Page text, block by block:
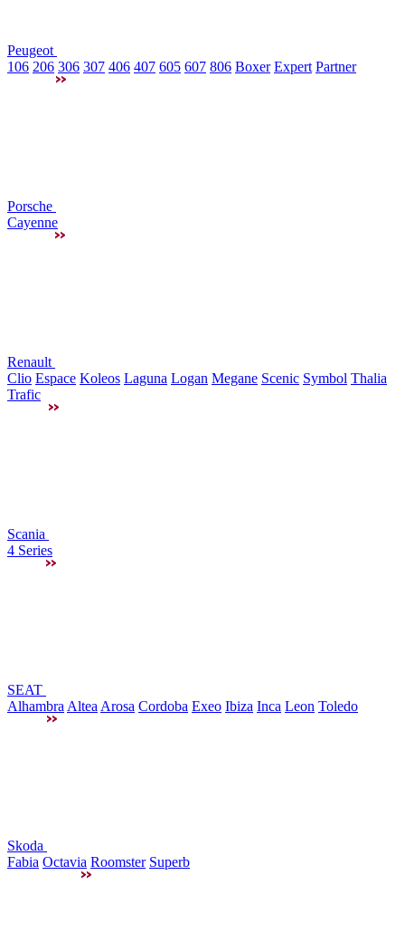
Peugeot
106 206 306 307 406 407 605 607 806 Boxer Expert Partner
Porsche
Cayenne
Renault
Clio Espace Koleos Laguna Logan Megane Scenic Symbol Thalia
Trafic
Scania
4 Series
SEAT
Alhambra Altea Arosa Cordoba Exeo Ibiza Inca Leon Toledo
Skoda
Fabia Octavia Roomster Superb